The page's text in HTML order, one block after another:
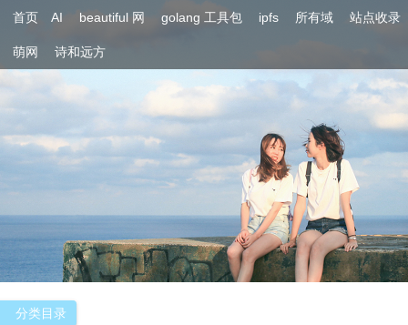
首页 AI beautiful 网 golang 工具包 ipfs 所有域 站点收录
萌网 诗和远方
分类目录